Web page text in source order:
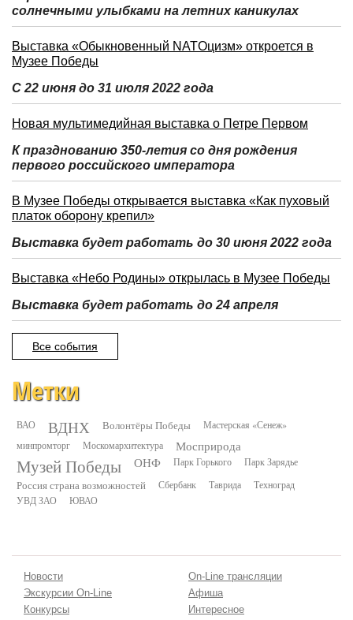
солнечными улыбками на летних каникулах
Выставка «Обыкновенный NATOцизм» откроется в
Музее Победы
С 22 июня до 31 июля 2022 года
Новая мультимедийная выставка о Петре Первом
К празднованию 350-летия со дня рождения
первого российского императора
В Музее Победы открывается выставка «Как пуховый
платок оборону крепил»
Выставка будет работать до 30 июня 2022 года
Выставка «Небо Родины» открылась в Музее Победы
Выставка будет работать до 24 апреля
Все события
Метки
ВАО ВДНХ Волонтёры Победы
Мастерская «Сенеж»
минпромторг
Москомархитектура Мосприрода
Музей Победы ОНФ Парк Горького Парк Зарядье
Россия страна возможностей Сбербанк Таврида
Техноград
УВД ЗАО
ЮВАО
Новости
On-Line трансляции
Экскурсии On-Line
Афиша
Конкурсы
Интересное